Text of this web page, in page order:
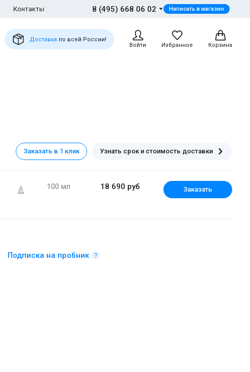
Контакты 8 (495) 668 06 02 Написать в магазин
Доставка по всей России!
Войти
Избранное Корзина
Заказать в 1 клик Узнать срок и стоимость доставки
18 690 руб
100 мл Заказать
Подписка на пробник